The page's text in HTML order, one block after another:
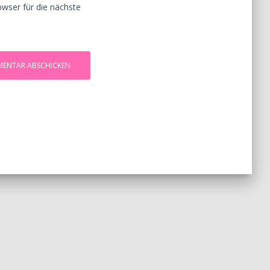
für die nächste